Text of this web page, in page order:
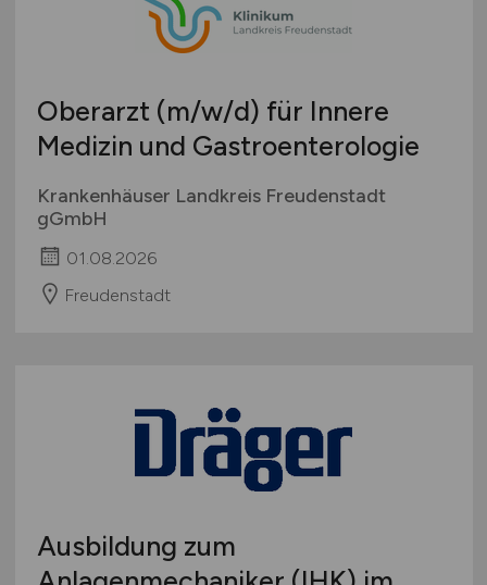
Oberarzt (m/w/d) für Innere
Medizin und Gastroenterologie
Krankenhäuser Landkreis Freudenstadt
gGmbH
01.08.2026
Freudenstadt
Ausbildung zum